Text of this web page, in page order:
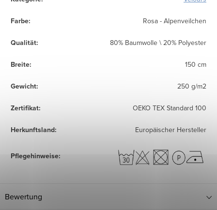
Farbe: Rosa - Alpenveilchen
Qualität: 80% Baumwolle \ 20% Polyester
Breite: 150 cm
Gewicht: 250 g/m2
Zertifikat: OEKO TEX Standard 100
Herkunftsland: Europäischer Hersteller
Pflegehinweise:
Bewertung